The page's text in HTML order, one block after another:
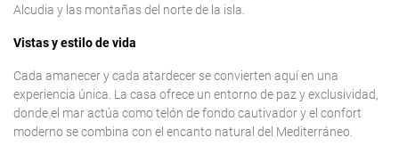
Alcudia y las montañas del norte de la isla.
Vistas y estilo de vida
Cada amanecer y cada atardecer se convierten aquí en una
experiencia única. La casa ofrece un entorno de paz y exclusividad,
donde el mar actúa como telón de fondo cautivador y el confort
moderno se combina con el encanto natural del Mediterráneo.